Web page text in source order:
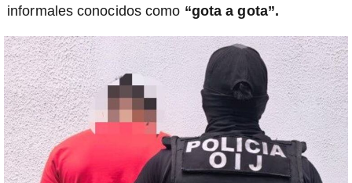
informales conocidos como “gota a gota”.